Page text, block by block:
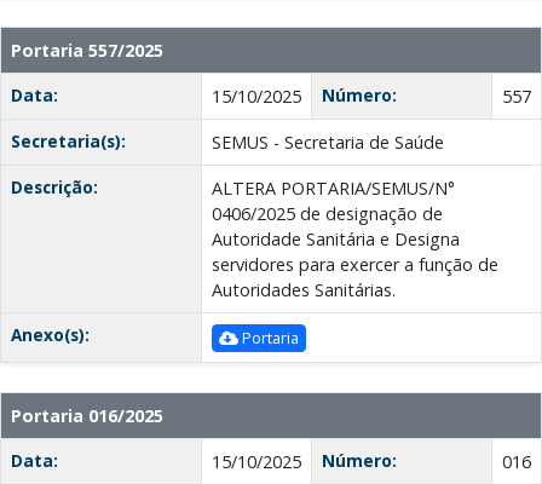
Portaria 557/2025
Data:
15/10/2025 Número:
557
Secretaria(s):
SEMUS - Secretaria de Saúde
Descrição:
ALTERA PORTARIA/SEMUS/N°
0406/2025 de designação de
Autoridade Sanitária e Designa
servidores para exercer a função de
Autoridades Sanitárias.
Anexo(s):
Portaria
Portaria 016/2025
Data:
15/10/2025 Número:
016